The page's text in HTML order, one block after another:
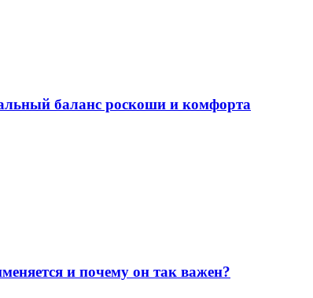
баланс роскоши и комфорта
и почему он так важен?